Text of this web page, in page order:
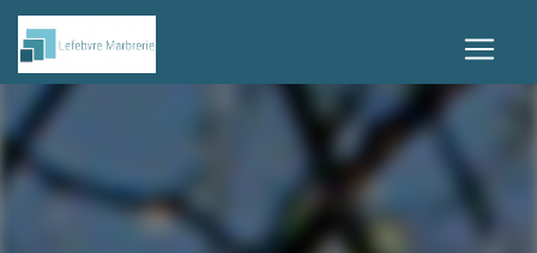
Panneau de gestion des cookies